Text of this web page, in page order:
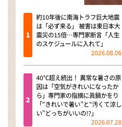
約10年後に南海トラフ巨大地震
は「必ず来る」 被害は東日本大
震災の15倍…専門家断言「人生
のスケジュールに入れて」
2026.08.06
40℃超え続出！ 異常な暑さの原
因は「空気がきれいになったか
ら」専門家の指摘に眞鍋かをり
「“きれいで暑い”と“汚くて涼し
い”どっちがいいの!?」
2026.07.28